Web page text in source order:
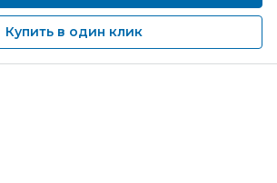
Купить в один клик